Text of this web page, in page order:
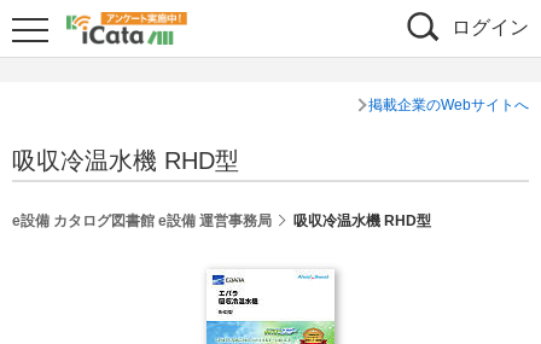
ログイン
掲載企業のWebサイトへ
吸収冷温水機 RHD型
e設備 カタログ図書館 e設備 運営事務局 吸収冷温水機 RHD型